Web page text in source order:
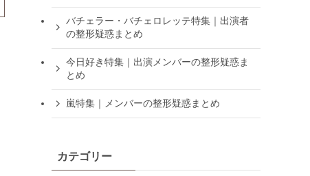
バチェラー・バチェロレッテ特集｜出演者
の整形疑惑まとめ
今日好き特集｜出演メンバーの整形疑惑ま
とめ
嵐特集｜メンバーの整形疑惑まとめ
カテゴリー